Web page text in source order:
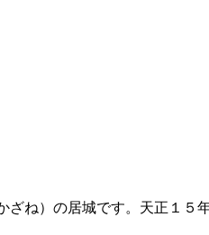
ね）の居城です。天正１